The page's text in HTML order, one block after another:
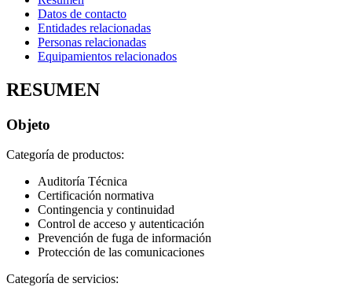
Datos de contacto
Entidades relacionadas
Personas relacionadas
Equipamientos relacionados
RESUMEN
Objeto
Categoría de productos:
Auditoría Técnica
Certificación normativa
Contingencia y continuidad
Control de acceso y autenticación
Prevención de fuga de información
Protección de las comunicaciones
Categoría de servicios: